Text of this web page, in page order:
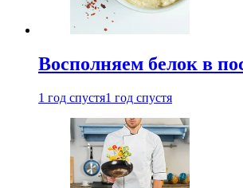
Восполняем белок в
1 год спустя1 год спустя